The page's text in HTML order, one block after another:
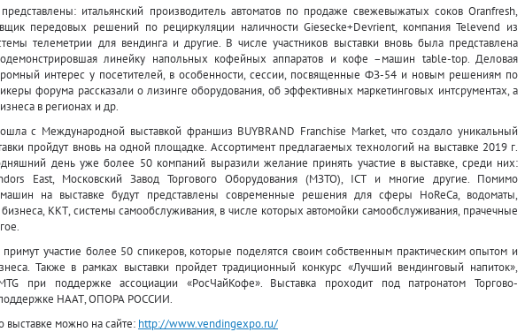
итальянский производитель автоматов по продаже свежевыжатых соков Oranfresh,
передовых решений по рециркуляции наличности Giesecke+Devrient, компания Televend из
телеметрии для вендинга и другие. В числе участников выставки вновь была представлена
линейку напольных кофейных аппаратов и кофе –машин table-top. Деловая
интерес у посетителей, в особенности, сессии, посвященные ФЗ-54 и новым решениям по
форума рассказали о лизинге оборудования, об эффективных маркетинговых интсрументах, а
в регионах и др.
с Международной выставкой франшиз BUYBRAND Franchise Market, что создало уникальный
пройдут вновь на одной площадке. Ассортимент предлагаемых технологий на выставке 2019 г.
день уже более 50 компаний выразили желание принять участие в выставке, среди них:
East, Московский Завод Торгового Оборудования (МЗТО), ICT и многие другие. Помимо
на выставке будут представлены современные решения для сферы HoReCa, водоматы,
ККТ, системы самообслуживания, в числе которых автомойки самообслуживания, прачечные
участие более 50 спикеров, которые поделятся своим собственным практическим опытом и
Также в рамках выставки пройдет традиционный конкурс «Лучший вендинговый напиток»,
при поддержке ассоциации «РосЧайКофе». Выставка проходит под патронатом Торгово-
НААТ, ОПОРА РОССИИ.
можно на сайте: http://www.vendingexpo.ru/